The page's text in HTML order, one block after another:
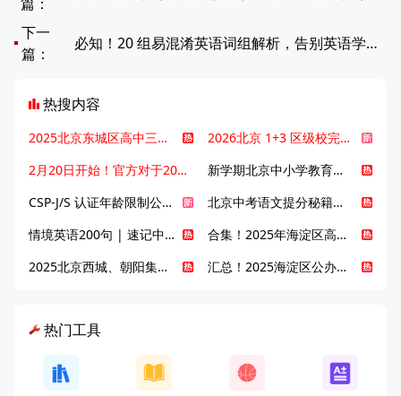
下一
篇：
必知！20 组易混淆英语词组解析，告别英语学习误区
热搜内容
2025北京东城区高中三大梯队高中有哪些？录取分数线是多少？
2026北京 1+3 区级校完整名单发布，13549 个名额该如何规划报考？
2月20日开始！官方对于2025年北京市中招体检问题解答！
新学期北京中小学教育八大变化全解析：学位、政策、教学等方面迎新变革
CSP-J/S 认证年龄限制公告发布，新规即日起实施！
北京中考语文提分秘籍！攻克 5000 易混易错字
情境英语200句 | 速记中考英语1600词
合集！2025年海淀区高中校情介绍
2025北京西城、朝阳集团校直升新动态
汇总！2025海淀区公办高中校情全解
热门工具